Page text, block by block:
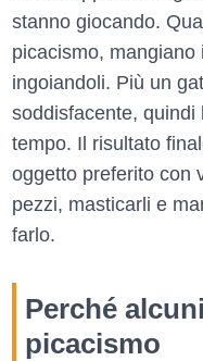
stanno giocando.
picacismo,
ingoiandoli. Più un
soddisfacente, quindi
tempo. Il risultato
oggetto preferito con
pezzi, masticarli e
farlo.
Perché
picacismo